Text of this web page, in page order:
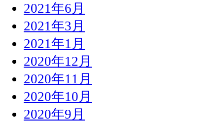
2021年6月
2021年3月
2021年1月
2020年12月
2020年11月
2020年10月
2020年9月